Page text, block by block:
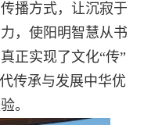
播方式，让沉寂于
，使阳明智慧从书
正实现了文化“传”
传承与发展中华优
。